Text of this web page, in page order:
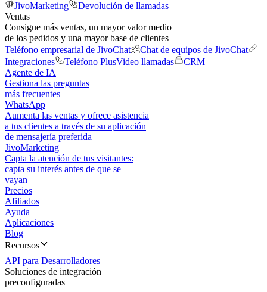
JivoMarketing
Devolución de llamadas
Ventas
Consigue más ventas, un mayor valor medio
de los pedidos y una mayor base de clientes
Teléfono empresarial de JivoChat
Chat de equipos de JivoChat
Integraciones
Teléfono PlusVideo llamadas
CRM
Agente de IA
Gestiona las preguntas
más frecuentes
WhatsApp
Aumenta las ventas y ofrece asistencia
a tus clientes a través de su aplicación
de mensajería preferida
JivoMarketing
Capta la atención de tus visitantes:
capta su interés antes de que se
vayan
Precios
Afiliados
Ayuda
Aplicaciones
Blog
Recursos
API para Desarrolladores
Soluciones de integración
preconfiguradas